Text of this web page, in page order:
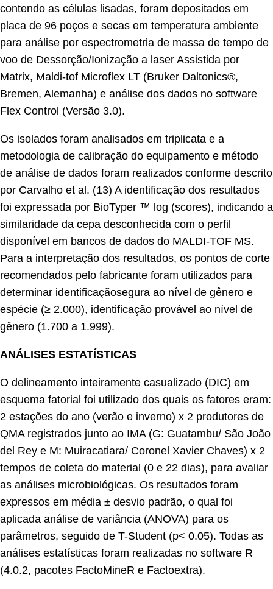
contendo as células lisadas, foram depositados em
placa de 96 poços e secas em temperatura ambiente
para análise por espectrometria de massa de tempo de
voo de Dessorção/Ionização a laser Assistida por
Matrix, Maldi-tof Microflex LT (Bruker Daltonics®,
Bremen, Alemanha) e análise dos dados no software
Flex Control (Versão 3.0).
Os isolados foram analisados em triplicata e a
metodologia de calibração do equipamento e método
de análise de dados foram realizados conforme descrito
por Carvalho et al. (13) A identificação dos resultados
foi expressada por BioTyper ™ log (scores), indicando a
similaridade da cepa desconhecida com o perfil
disponível em bancos de dados do MALDI-TOF MS.
Para a interpretação dos resultados, os pontos de corte
recomendados pelo fabricante foram utilizados para
determinar identificaçãosegura ao nível de gênero e
espécie (≥ 2.000), identificação provável ao nível de
gênero (1.700 a 1.999).
ANÁLISES ESTATÍSTICAS
O delineamento inteiramente casualizado (DIC) em
esquema fatorial foi utilizado dos quais os fatores eram:
2 estações do ano (verão e inverno) x 2 produtores de
QMA registrados junto ao IMA (G: Guatambu/ São João
del Rey e M: Muiracatiara/ Coronel Xavier Chaves) x 2
tempos de coleta do material (0 e 22 dias), para avaliar
as análises microbiológicas. Os resultados foram
expressos em média ± desvio padrão, o qual foi
aplicada análise de variância (ANOVA) para os
parâmetros, seguido de T-Student (p< 0.05). Todas as
análises estatísticas foram realizadas no software R
(4.0.2, pacotes FactoMineR e Factoextra).